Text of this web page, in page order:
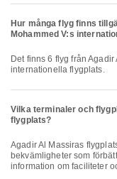
Hur många flyg finns
Mohammed V:s
Det finns 6 flyg från Agadir Al Massiras flygplats till Mohammed V:s
internationella flygplats.
Vilka terminaler och
flygplats?
Agadir Al Massiras flygplats erbjuder Taxi och många andra
bekvämligheter som
information om faciliteter